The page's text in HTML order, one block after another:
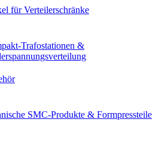
für Verteilerschränke
Trafostationen &
SMC-Produkte & Formpressteile